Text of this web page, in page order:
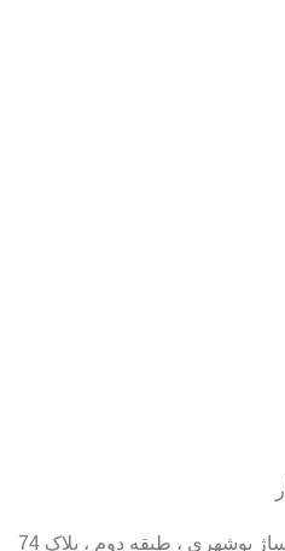
بوشهری ، طبقه دوم ، پلاک 74